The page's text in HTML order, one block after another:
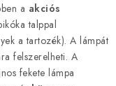
a akciós
talppal
a tartozék). A lámpát
felszerelheti. A
fekete lámpa